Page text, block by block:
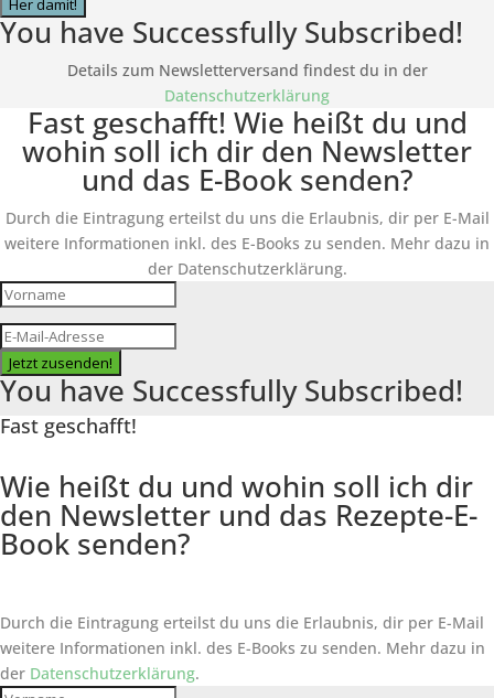
Her damit!
You have Successfully Subscribed!
Details zum Newsletterversand findest du in der
Datenschutzerklärung
Fast geschafft! Wie heißt du und
wohin soll ich dir den Newsletter
und das E-Book senden?
Durch die Eintragung erteilst du uns die Erlaubnis, dir per E-Mail
weitere Informationen inkl. des E-Books zu senden. Mehr dazu in
der Datenschutzerklärung.
Jetzt zusenden!
You have Successfully Subscribed!
Fast geschafft!
Wie heißt du und wohin soll ich dir
den Newsletter und das Rezepte-E-
Book senden?
Durch die Eintragung erteilst du uns die Erlaubnis, dir per E-Mail
weitere Informationen inkl. des E-Books zu senden. Mehr dazu in
der Datenschutzerklärung.